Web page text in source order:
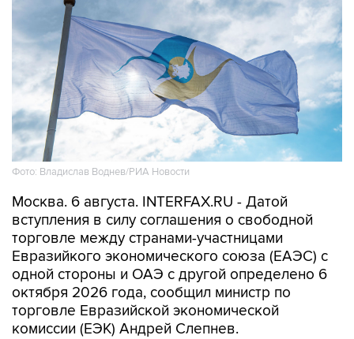
Фото: Владислав Воднев/РИА Новости
Москва. 6 августа. INTERFAX.RU - Датой
вступления в силу соглашения о свободной
торговле между странами-участницами
Евразийкого экономического союза (ЕАЭС) с
одной стороны и ОАЭ с другой определено 6
октября 2026 года, сообщил министр по
торговле Евразийской экономической
комиссии (ЕЭК) Андрей Слепнев.